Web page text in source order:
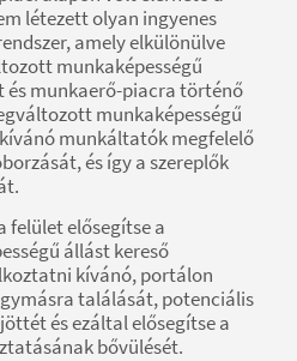
létezett olyan ingyenes
amely elkülönülve
munkaképességű
és munkaerő-piacra történő
munkaképességű
munkáltatók megfelelő
és így a szereplők
felület elősegítse a
állást kereső
kívánó, portálon
találását, potenciális
és ezáltal elősegítse a
bővülését.